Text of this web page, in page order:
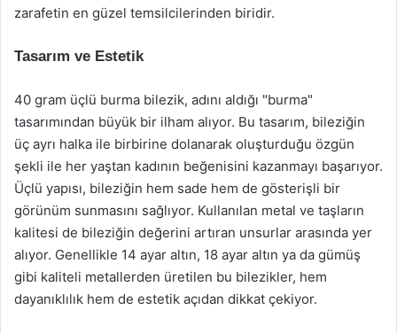
zarafetin en güzel temsilcilerinden biridir.
Tasarım ve Estetik
40 gram üçlü burma bilezik, adını aldığı "burma"
tasarımından büyük bir ilham alıyor. Bu tasarım, bileziğin
üç ayrı halka ile birbirine dolanarak oluşturduğu özgün
şekli ile her yaştan kadının beğenisini kazanmayı başarıyor.
Üçlü yapısı, bileziğin hem sade hem de gösterişli bir
görünüm sunmasını sağlıyor. Kullanılan metal ve taşların
kalitesi de bileziğin değerini artıran unsurlar arasında yer
alıyor. Genellikle 14 ayar altın, 18 ayar altın ya da gümüş
gibi kaliteli metallerden üretilen bu bilezikler, hem
dayanıklılık hem de estetik açıdan dikkat çekiyor.